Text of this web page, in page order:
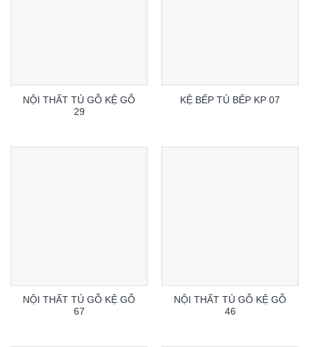
NỘI THẤT TỦ GỖ KỆ GỖ
29
KỆ BẾP TỦ BẾP KP 07
NỘI THẤT TỦ GỖ KỆ GỖ
67
NỘI THẤT TỦ GỖ KỆ GỖ
46